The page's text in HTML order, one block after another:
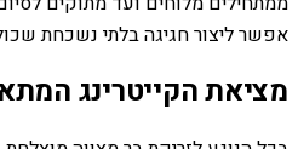
אפשר ליצור חגיגה בלתי נשכחת
מציאת הקייטרינג